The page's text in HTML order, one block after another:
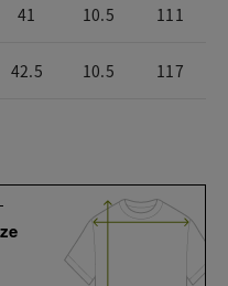
41 10.5 111
42.5 10.5 117